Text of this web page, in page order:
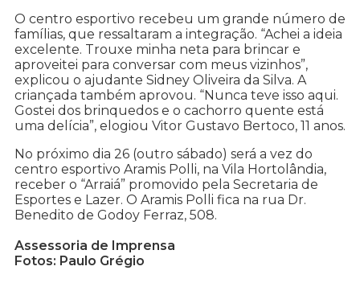
O centro esportivo recebeu um grande número de
famílias, que ressaltaram a integração. “Achei a ideia
excelente. Trouxe minha neta para brincar e
aproveitei para conversar com meus vizinhos”,
explicou o ajudante Sidney Oliveira da Silva. A
criançada também aprovou. “Nunca teve isso aqui.
Gostei dos brinquedos e o cachorro quente está
uma delícia”, elogiou Vitor Gustavo Bertoco, 11 anos.
No próximo dia 26 (outro sábado) será a vez do
centro esportivo Aramis Polli, na Vila Hortolândia,
receber o “Arraiá” promovido pela Secretaria de
Esportes e Lazer. O Aramis Polli fica na rua Dr.
Benedito de Godoy Ferraz, 508.
Assessoria de Imprensa
Fotos: Paulo Grégio